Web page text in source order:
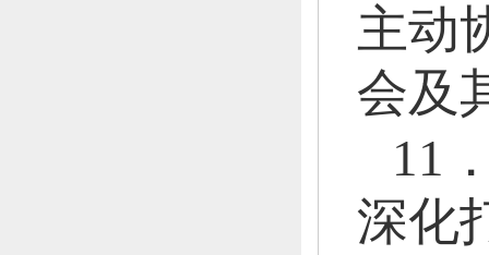
主动
会及
11
深化